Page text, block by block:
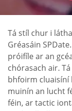
Tá stíl chur i
Gréasáin
próifíle ar an
chórasach air.
bhfoirm cluaisíní
muinín an lucht
féin, ar tactic